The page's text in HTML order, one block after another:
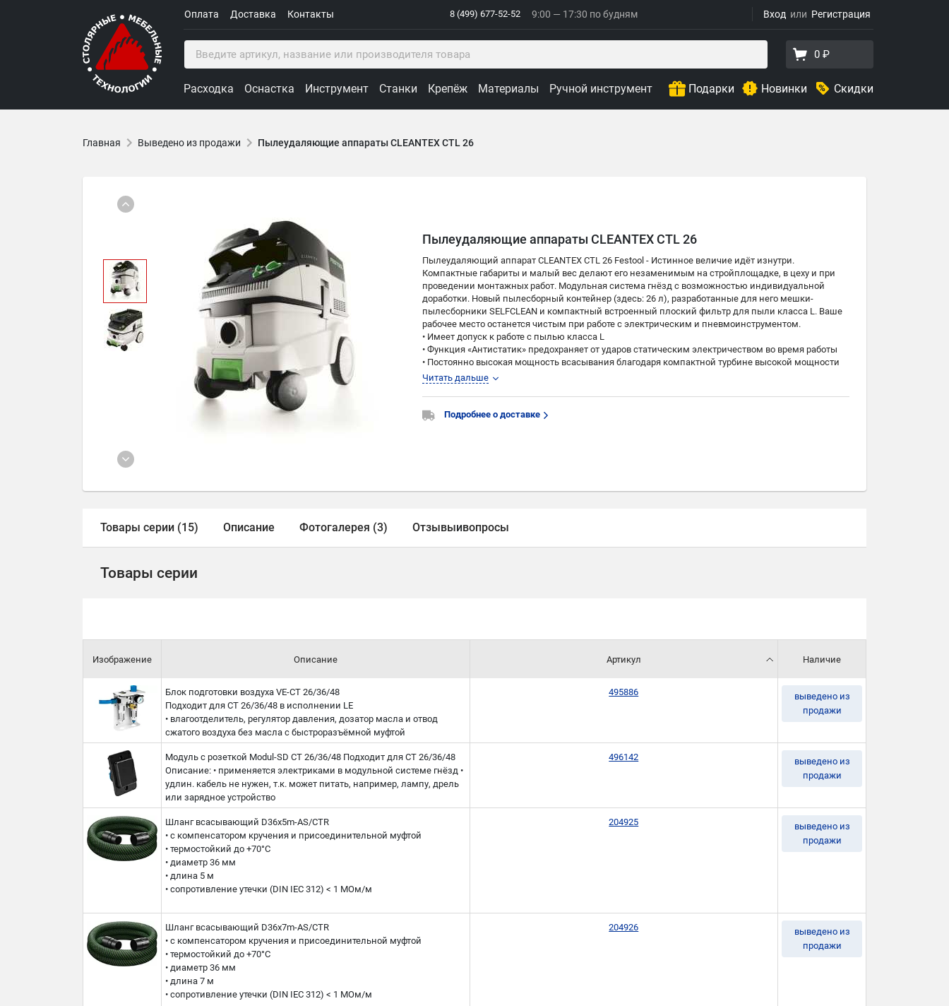
Оплата Доставка Контакты Вход Регистрация
8 (499) 677-52-52 9:00 — 17:30 по будням
0 ₽
Расходка Оснастка Инструмент Станки Крепёж Материалы Ручной инструмент Подарки Новинки Скидки
Главная Выведено из продажи Пылеудаляющие аппараты CLEANTEX CTL 26
Пылеудаляющие аппараты CLEANTEX CTL 26
Пылеудаляющий аппарат CLEANTEX CTL 26 Festool - Истинное величие идёт изнутри.
Компактные габариты и малый вес делают его незаменимым на стройплощадке, в цеху и при
проведении монтажных работ. Модульная система гнёзд с возможностью индивидуальной
доработки. Новый пылесборный контейнер (здесь: 26 л), разработанные для него мешки-
пылесборники SELFCLEAN и компактный встроенный плоский фильтр для пыли класса L. Ваше
рабочее место останется чистым при работе с электрическим и пневмоинструментом.
• Имеет допуск к работе с пылью класса L
• Функция «Антистатик» предохраняет от ударов статическим электричеством во время работы
• Постоянно высокая мощность всасывания благодаря компактной турбине высокой мощности
• Системный док для крепления систейнеров
• Экономичность благодаря оптим. использ. объёма мешка-пылесб. SELFCLEAN
• Пригоден для влажного и сухого пылеудаления
Читать дальше
Подробнее о доставке
Товары серии (15) Описание Фотогалерея (3) Отзывыивопросы
Товары серии
Изображение Описание
Блок подготовки воздуха VE-CT 26/36/48
Подходит для CT 26/36/48 в исполнении LE
• влагоотделитель, регулятор давления, дозатор масла и отвод
сжатого воздуха без масла с быстроразъёмной муфтой
Артикул
495886
Наличие
выведено из
продажи
Модуль с розеткой Modul-SD CT 26/36/48 Подходит для CT 26/36/48
Описание: • применяется электриками в модульной системе гнёзд •
удлин. кабель не нужен, т.к. может питать, например, лампу, дрель
или зарядное устройство
496142
выведено из
продажи
Шланг всасывающий D36x5m-AS/CTR
• с компенсатором кручения и присоединительной муфтой
• термостойкий до +70°C
• диаметр 36 мм
• длина 5 м
• сопротивление утечки (DIN IEC 312) < 1 МОм/м
204925
выведено из
продажи
Шланг всасывающий D36x7m-AS/CTR
• с компенсатором кручения и присоединительной муфтой
• термостойкий до +70°C
• диаметр 36 мм
• длина 7 м
• сопротивление утечки (DIN IEC 312) < 1 МОм/м
204926
выведено из
продажи